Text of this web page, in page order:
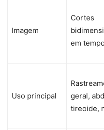
Imagem
Cortes
em
Uso principal
geral,
tireoide,